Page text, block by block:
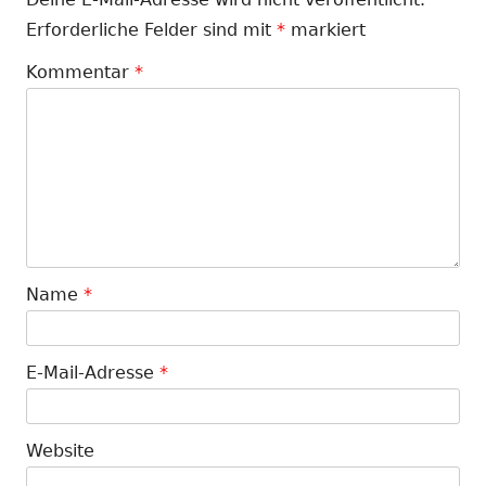
Erforderliche Felder sind mit * markiert
Kommentar *
Name *
E-Mail-Adresse *
Website